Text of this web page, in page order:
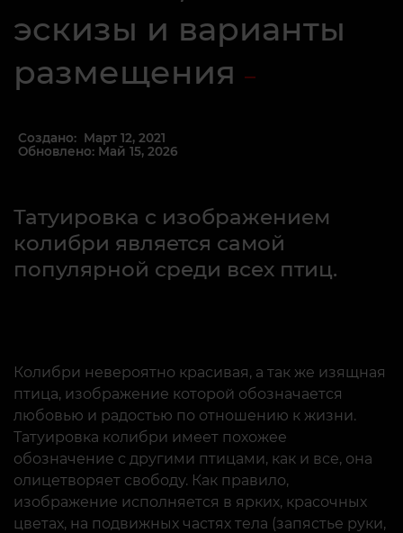
эскизы и варианты
размещения
Создано: Март 12, 2021
Обновлено: Май 15, 2026
Татуировка с изображением
колибри является самой
популярной среди всех птиц.
Колибри невероятно красивая, а так же изящная
птица, изображение которой обозначается
любовью и радостью по отношению к жизни.
Татуировка колибри имеет похожее
обозначение с другими птицами, как и все, она
олицетворяет свободу. Как правило,
изображение исполняется в ярких, красочных
цветах, на подвижных частях тела (запястье руки,